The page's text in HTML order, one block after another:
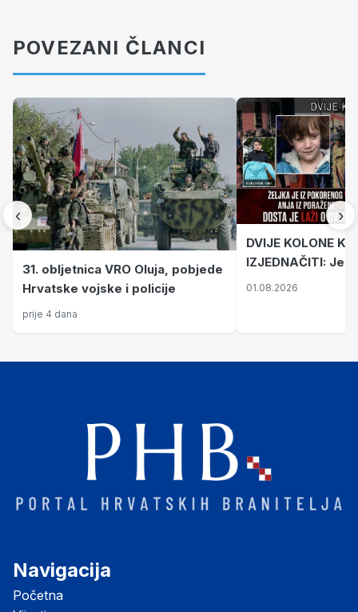
POVEZANI ČLANCI
‹
31. obljetnica VRO Oluja, pobjede
Hrvatske vojske i policije
prije 4 dana
DVIJE KOLONE
IZJEDNAČITI:
grada smrti,
01.08.2026
›
Navigacija
Početna